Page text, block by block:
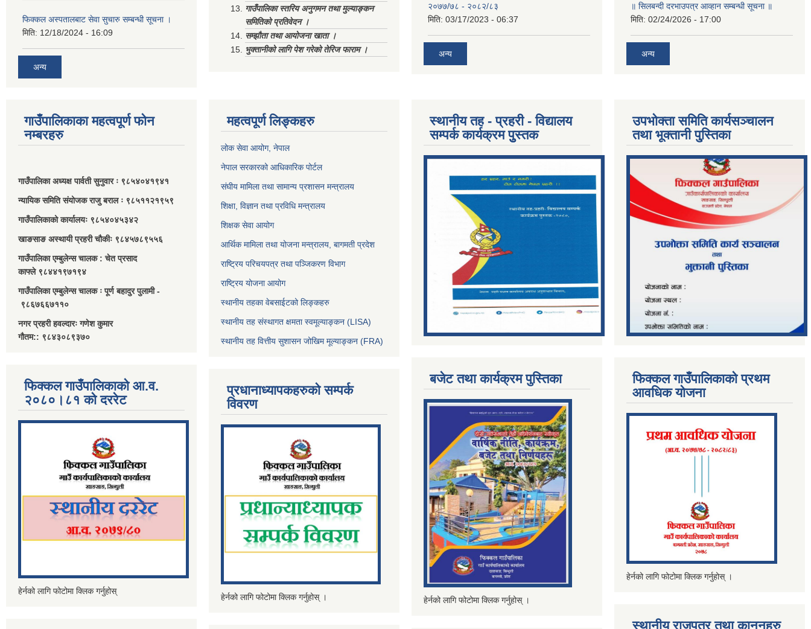
फिक्कल अस्पतालबाट सेवा सुचारु सम्बन्धी सूचना ।
मिति: 12/18/2024 - 16:09
अन्य
गाउँपालिका स्तरिय अनुगमन तथा मुल्याङ्कन
समितिको प्रतिवेदन ।
सम्झौता तथा आयोजना खाता ।
भुक्तानीको लागि पेश गरेको तेरिज फाराम ।
२०७७/७८ - २०८२/८३
मिति: 03/17/2023 - 06:37
अन्य
॥ सिलबन्दी दरभाउपत्र आव्हान सम्बन्धी सूचना ॥
मिति: 02/24/2026 - 17:00
अन्य
गाउँपालिकाका महत्वपूर्ण फोन
नम्बरहरु
गाउँपालिका अध्यक्ष पार्वती सुनुवार ः ९८५४०४१९४१
न्यायिक समिति संयोजक राजु बराल ः ९८५११२१९५९
गाउँपालिकाको कार्यालयः ९८५४०४५३४२
खाङसाङ अस्थायी प्रहरी चौकीः ९८४५७८९५५६
गाउँपालिका एम्बुलेन्स चालक : चेत प्रसाद
काफ्ले ९८४४१९७१९४
गाउँपालिका एम्बुलेन्स चालक ः पूर्ण बहादुर पुलामी -
९८६७६६७११०
नगर प्रहरी हवल्दारः गणेश कुमार
गौतम:: ९८४३०८९३७०
फिक्कल गाउँपालिकाको आ.व.
२०८०।८१ को दररेट
हेर्नको लागि फोटोमा क्लिक गर्नुहोस्
महत्वपूर्ण लिङ्कहरु
लोक सेवा आयोग, नेपाल
नेपाल सरकारको आधिकारिक पोर्टल
संघीय मामिला तथा सामान्य प्रशासन मन्त्रालय
शिक्षा, विज्ञान तथा प्रविधि मन्त्रालय
शिक्षक सेवा आयोग
आर्थिक मामिला तथा योजना मन्त्रालय, बागमती प्रदेश
राष्ट्रिय परिचयपत्र तथा पञ्जिकरण विभाग
राष्ट्रिय योजना आयोग
स्थानीय तहका वेबसाईटको लिङ्कहरु
स्थानीय तह संस्थागत क्षमता स्वमूल्याङ्कन (LISA)
स्थानीय तह वित्तीय सुशासन जोखिम मूल्याङ्कन (FRA)
प्रधानाध्यापकहरुको सम्पर्क
विवरण
हेर्नको लागि फोटोमा क्लिक गर्नुहोस् ।
स्थानीय तह - प्रहरी - विद्यालय
सम्पर्क कार्यक्रम पुुस्तक
बजेट तथा कार्यक्रम पुस्तिका
हेर्नको लागि फोटोमा क्लिक गर्नुहोस् ।
उपभोक्ता समिति कार्यसञ्चालन
तथा भूक्तानी पु्स्तिका
फिक्कल गाउँपालिकाको प्रथम
आवधिक योजना
हेर्नको लागि फोटोमा क्लिक गर्नुहोस् ।
स्थानीय राजपत्र तथा कानूनहरु